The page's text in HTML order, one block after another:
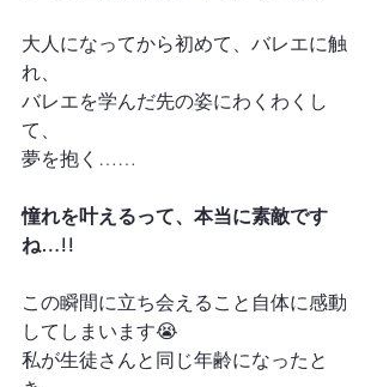
大人になってから初めて、バレエに触
れ、
バレエを学んだ先の姿にわくわくし
て、
夢を抱く……
憧れを叶えるって、本当に素敵です
ね…!!
この瞬間に立ち会えること自体に感動
してしまいます😭
私が生徒さんと同じ年齢になったと